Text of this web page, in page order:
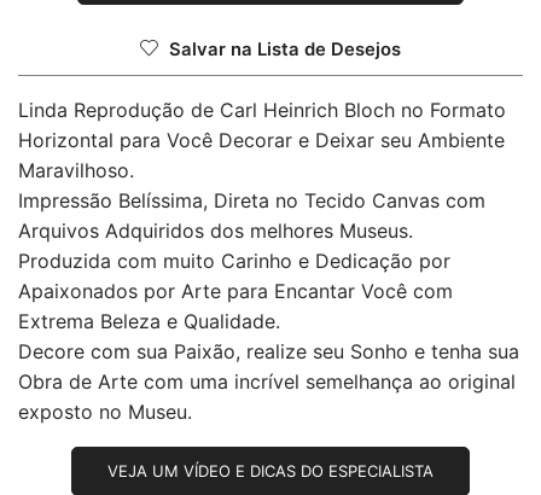
Salvar na Lista de Desejos
Linda Reprodução de Carl Heinrich Bloch no Formato
Horizontal para Você Decorar e Deixar seu Ambiente
Maravilhoso.
Impressão Belíssima, Direta no Tecido Canvas com
Arquivos Adquiridos dos melhores Museus.
Produzida com muito Carinho e Dedicação por
Apaixonados por Arte para Encantar Você com
Extrema Beleza e Qualidade.
Decore com sua Paixão, realize seu Sonho e tenha sua
Obra de Arte com uma incrível semelhança ao original
exposto no Museu.
VEJA UM VÍDEO E DICAS DO ESPECIALISTA